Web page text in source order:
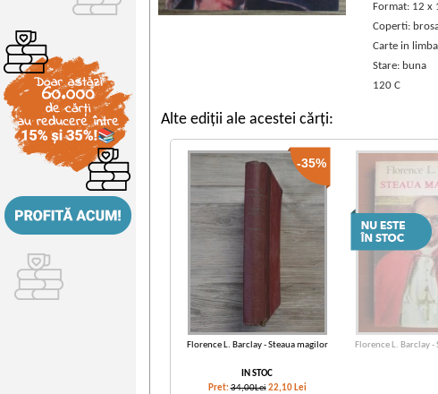
Format: 12 x
Coperti:
Carte in
Stare: buna
120 C
Alte ediții ale acestei cărți:
-35%
Florence L. Barclay - Steaua magilor
IN STOC
Pret:34,00Lei 22,10 Lei
Florence L. Barclay